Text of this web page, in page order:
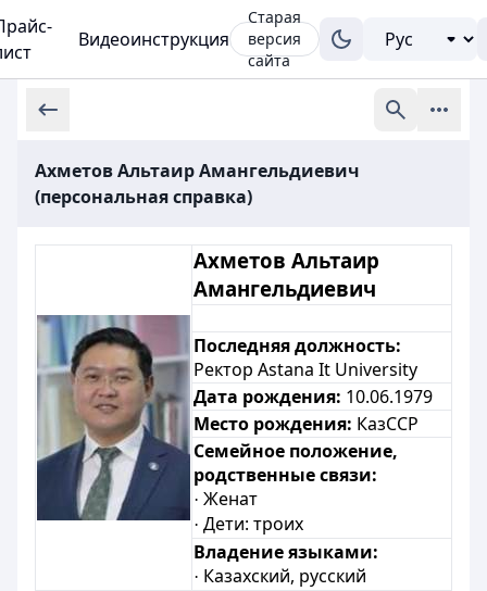
Видеоинструкция
Старая
версия
сайта
Ахметов Альтаир Амангельдиевич
(персональная справка)
Ахметов Альтаир
Амангельдиевич
Последняя должность:
Ректор Astana It University
Дата рождения: 10.06.1979
Место рождения: КазССР
Семейное положение,
родственные связи:
· Женат
· Дети: троих
Владение языками:
· Казахский, русский